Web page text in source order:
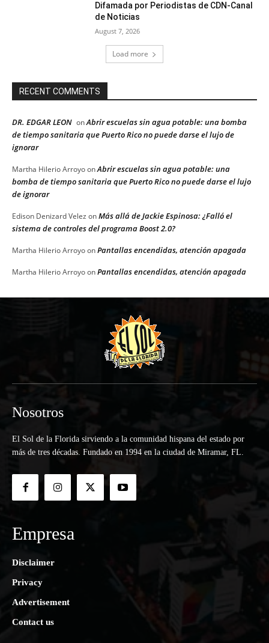
Difamada por Periodistas de CDN-Canal
de Noticias
August 7, 2026
Load more
RECENT COMMENTS
DR. EDGAR LEON onAbrir escuelas sin agua potable: una bomba
de tiempo sanitaria que Puerto Rico no puede darse el lujo de
ignorar
Martha Hilerio ArroyoonAbrir escuelas sin agua potable: una
bomba de tiempo sanitaria que Puerto Rico no puede darse el lujo
de ignorar
Edison Denizard Velez onMás allá de Jackie Espinosa: ¿Falló el
sistema de controles del programa Boost 2.0?
Martha Hilerio ArroyoonPantallas encendidas, atención apagada
Martha Hilerio ArroyoonPantallas encendidas, atención apagada
Nosotros
El Sol de la Florida sirviendo a la comunidad hispana del estado por
más de tres décadas. Fundado en 1994 en la ciudad de Miramar, FL.
Empresa
Disclaimer
Privacy
Advertisement
Contact us